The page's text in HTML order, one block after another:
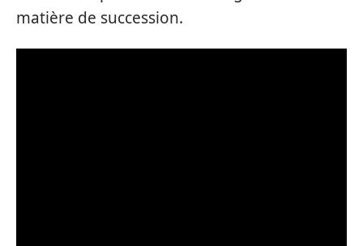
matière de succession.